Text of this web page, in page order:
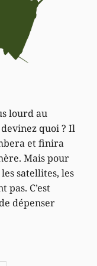
lourd au
quoi ? Il
et finira
Mais pour
satellites, les
pas. C’est
dépenser